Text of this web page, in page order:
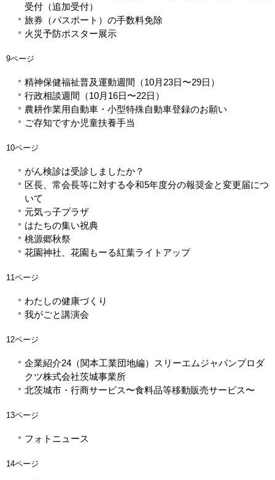
受付（追加受付）
旅券（パスポート）の手数料免除
火災予防ポスター展示
9ページ
精神保健福祉普及運動週間（10月23日〜29日）
行政相談週間（10月16日〜22日）
農耕作業用自動車・小型特殊自動車登録のお願い
ご存知ですか児童扶養手当
10ページ
がん検診は受診しましたか？
区長、常会長等に対する令和5年度分の報奨金と変更届につ
いて
元気っ子プラザ
はたちの集い祝典
桃源郷秋祭
花園神社、花園もーる紅葉ライトアップ
11ページ
わたしの健康づくり
我がごと講演会
12ページ
企業紹介24（関本工業団地編）スリーエムジャパンプロダ
クツ株式会社茨城事業所
北茨城市・行商サービス〜食料品等移動販売サービス〜
13ページ
フォトニュース
14ページ